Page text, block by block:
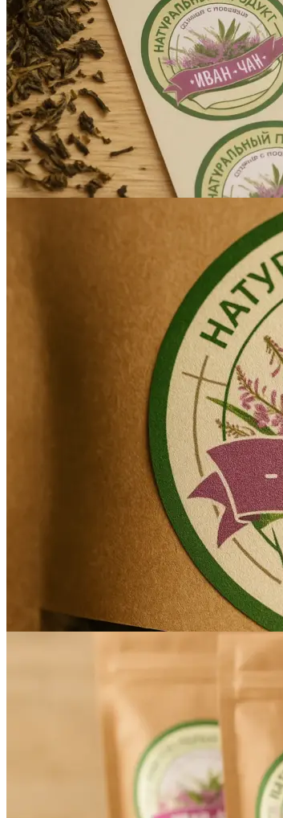
Печать чертежей
Копирование чертежей
Сканирование документов А3/А4
Сканирование чертежей
Брошюровка на пластиковую пружину
Брошюровка на металлическую пружину
Инженерная печать документации и чертежей
Ещё